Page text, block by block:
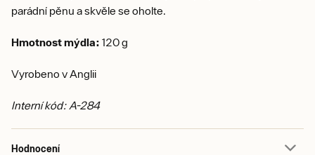
parádní pěnu a skvěle se oholte.
Hmotnost mýdla: 120 g
Vyrobeno v Anglii
Interní kód: A-284
Hodnocení